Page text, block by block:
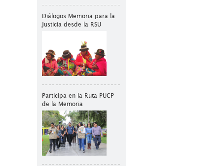
Diálogos Memoria para la
Justicia desde la RSU
Participa en la Ruta PUCP
de la Memoria